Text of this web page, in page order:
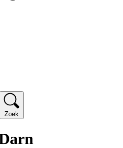
Zoek